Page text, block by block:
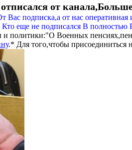
от
подписка,а от нас
еще не подписался В
и политики:"О Военных
.* Для того,чтобы присоединиться